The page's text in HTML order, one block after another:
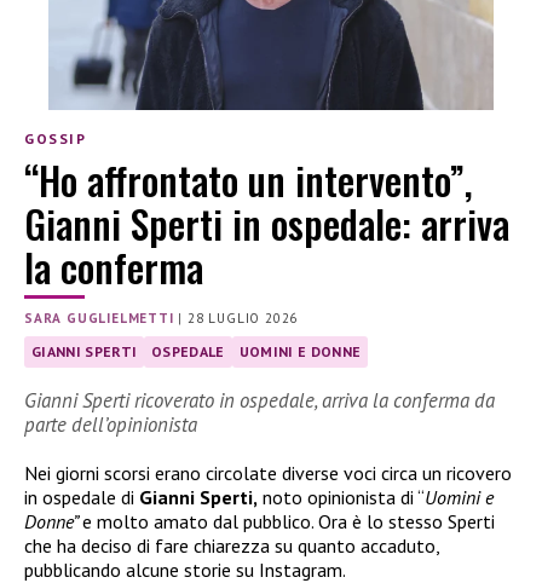
GOSSIP
“Ho affrontato un intervento”,
Gianni Sperti in ospedale: arriva
la conferma
SARA GUGLIELMETTI |28 LUGLIO 2026
GIANNI SPERTI OSPEDALE UOMINI E DONNE
Gianni Sperti ricoverato in ospedale, arriva la conferma da
parte dell’opinionista
Nei giorni scorsi erano circolate diverse voci circa un ricovero
in ospedale di Gianni Sperti, noto opinionista di “Uomini e
Donne”e molto amato dal pubblico. Ora è lo stesso Sperti
che ha deciso di fare chiarezza su quanto accaduto,
pubblicando alcune storie su Instagram.